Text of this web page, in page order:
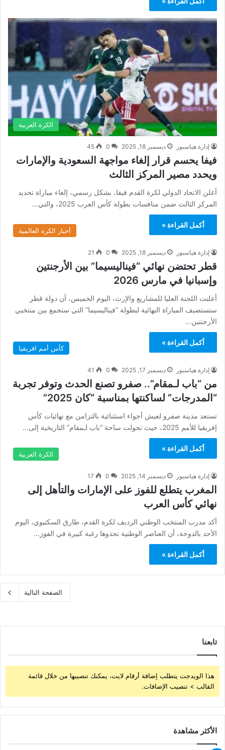
الكرة العربية
إدارة هياسبور ديسمبر 18, 2025 0
45
فيفا يحسم قرار إلغاء مواجهة السعودية والإمارات
ويحدد مصير المركز الثالث
أعلن الاتحاد الدولي لكرة القدم فيفا، بشكل رسمي، إلغاء مباراة تحديد
المركز الثالث ضمن منافسات بطولة كأس العرب 2025، والتي…
أكمل القراءة »
أخبار الكرة العالمية
إدارة هياسبور ديسمبر 18, 2025 0
21
قطر تحتضن نهائي “فيناليسيما” بين الأرجنتين
وإسبانيا في مارس 2026
أعلنت اللجنة العليا للمشاريع والإرث، اليوم الخميس، أن دولة قطر
ستستضيف المباراة النهائية لبطولة “فيناليسيما” التي ستجمع بين منتخبي
الأرجنتين…
أكمل القراءة »
كأس أمم افريقيا
إدارة هياسبور ديسمبر 17, 2025 0
41
من “باب لـمقام”.. صفرو تصنع الحدث وتوفر تجربة
“المدرجات” لساكنتها بمناسبة “كان 2025”
تستعد مدينة صفرو لعيش أجواء استثنائية بالتزامن مع نهائيات كأس
إفريقيا للأمم 2025، حيث تحولت ساحة “باب لـمقام” التاريخية إلى…
أكمل القراءة »
الكرة العربية
إدارة هياسبور ديسمبر 14, 2025 0
17
المغرب يتطلع للفوز على الإمارات والتأهل إلى
نهائي كأس العرب
أكد مدرب المنتخب الوطني الرديف لكرة القدم، طارق السكتيوي، اليوم
الأحد بالدوحة، أن العناصر الوطنية تحذوها رغبة كبيرة في الفوز…
أكمل القراءة »
الصفحة التالية
تابعنا
هذا الويدجت يتطلب إضافة أرقام لايت، يمكنك تنصيبها من خلال قائمة
القالب > تنصيب الإضافات.
الأكثر مشاهدة